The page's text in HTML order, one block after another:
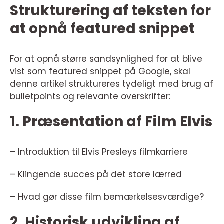
Strukturering af teksten for
at opnå featured snippet
For at opnå større sandsynlighed for at blive
vist som featured snippet på Google, skal
denne artikel struktureres tydeligt med brug af
bulletpoints og relevante overskrifter:
1. Præsentation af Film Elvis
– Introduktion til Elvis Presleys filmkarriere
– Klingende succes på det store lærred
– Hvad gør disse film bemærkelsesværdige?